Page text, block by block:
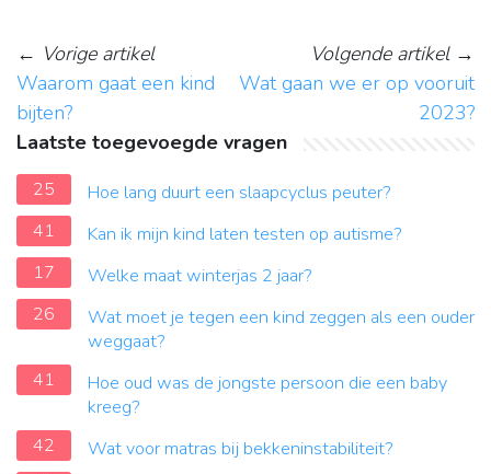
← Vorige artikel
Waarom gaat een kind
bijten?
Volgende artikel→
Wat gaan we er op vooruit
2023?
Laatste toegevoegde vragen
25
Hoe lang duurt een slaapcyclus peuter?
41
Kan ik mijn kind laten testen op autisme?
17
Welke maat winterjas 2 jaar?
26
Wat moet je tegen een kind zeggen als een ouder
weggaat?
41
Hoe oud was de jongste persoon die een baby
kreeg?
42
Wat voor matras bij bekkeninstabiliteit?